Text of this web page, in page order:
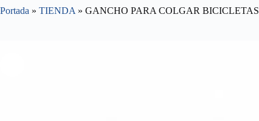
Portada » TIENDA » GANCHO PARA COLGAR BICICLETAS